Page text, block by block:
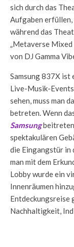
sich durch das
Aufgaben erfüllen,
während das
„Metaverse
von DJ Gamma
Samsung 837X ist
Live-Musik-
sehen, muss man
betreten. Wenn
Samsung
spektakulären
die Eingangstür in
man mit dem
Lobby wurde ein
Innenräumen
Entdeckungsreise
Nachhaltigkeit,